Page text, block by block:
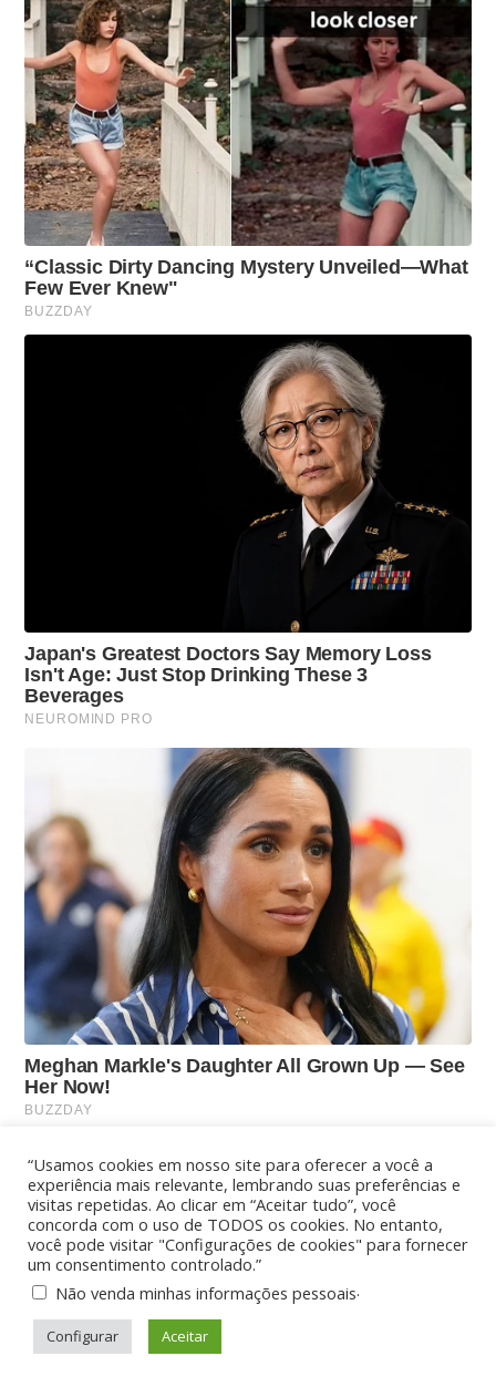
“Usamos cookies em nosso site para oferecer a você a
experiência mais relevante, lembrando suas preferências e
visitas repetidas. Ao clicar em “Aceitar tudo”, você
concorda com o uso de TODOS os cookies. No entanto,
você pode visitar "Configurações de cookies" para fornecer
um consentimento controlado.”
Não venda minhas informações pessoais.
Configurar Aceitar